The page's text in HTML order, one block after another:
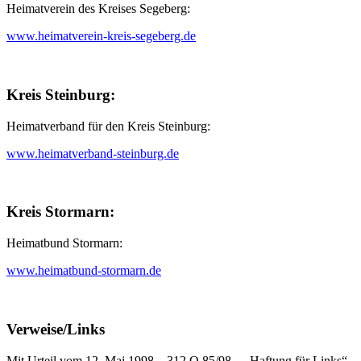
Heimatverein des Kreises Segeberg:
www.heimatverein-kreis-segeberg.de
Kreis Steinburg:
Heimatverband für den Kreis Steinburg:
www.heimatverband-steinburg.de
Kreis Stormarn:
Heimatbund Stormarn:
www.heimatbund-stormarn.de
Verweise/Links